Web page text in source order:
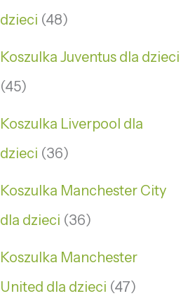
dzieci 48
Koszulka Juventus dla dzieci
45
Koszulka Liverpool dla
dzieci 36
Koszulka Manchester City
dla dzieci 36
Koszulka Manchester
United dla dzieci 47